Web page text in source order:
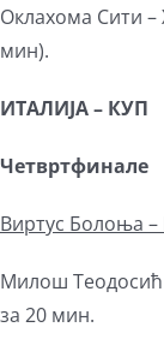
Оклахома Сити –
мин).
ИТАЛИЈА– КУП
Четвртфинале
Виртус Болоња –
Милош Теодосић
за 20 мин.